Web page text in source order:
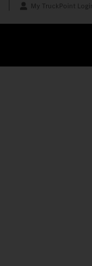
My TruckPoint Login